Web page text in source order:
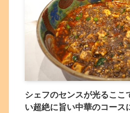
シェフのセンスが光るここ
い超絶に旨い中華のコース